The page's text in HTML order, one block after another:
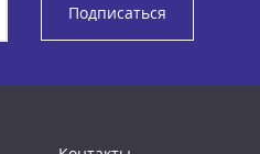
Подписаться